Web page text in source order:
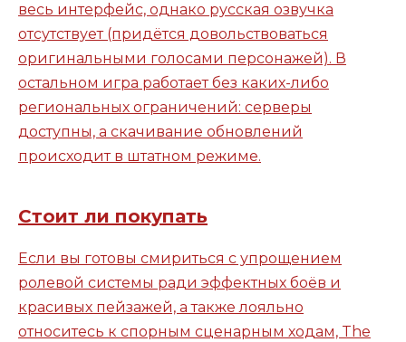
весь интерфейс, однако русская озвучка
отсутствует (придётся довольствоваться
оригинальными голосами персонажей). В
остальном игра работает без каких-либо
региональных ограничений: серверы
доступны, а скачивание обновлений
происходит в штатном режиме.
Стоит ли покупать
Если вы готовы смириться с упрощением
ролевой системы ради эффектных боёв и
красивых пейзажей, а также лояльно
относитесь к спорным сценарным ходам, The